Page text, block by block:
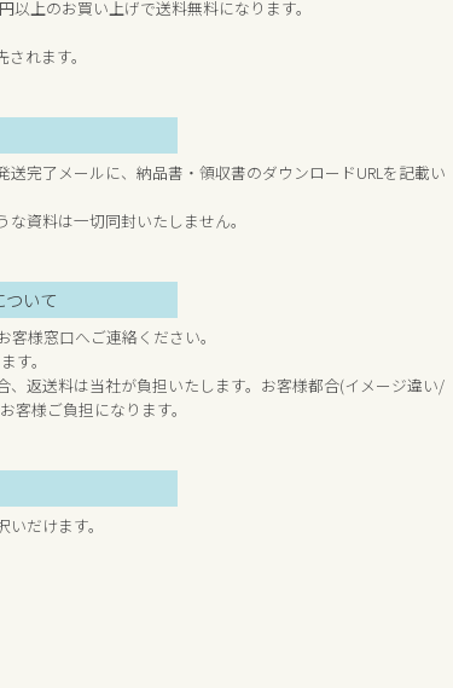
以上のお買い上げで送料無料になります。
れます。
送完了メールに、納品書・領収書のダウンロードURLを記載い
資料は一切同封いたしません。
ついて
客様窓口へご連絡ください。
す。
、返送料は当社が負担いたします。お客様都合(イメージ違い/
客様ご負担になります。
だけます。